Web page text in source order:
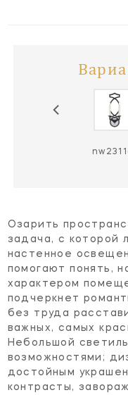
Озарить
задача, с которой
настенное
помогают понять,
характером
подчеркнет
без труда
важных, самых
Небольшой
возможностями;
достойным
контрасты,